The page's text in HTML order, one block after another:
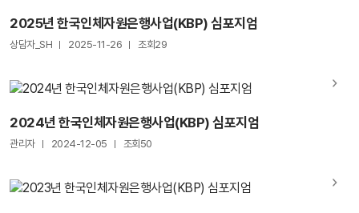
2025년 한국인체자원은행사업(KBP) 심포지엄
상담자_SH 2025-11-26 조회29
2024년 한국인체자원은행사업(KBP) 심포지엄
관리자 2024-12-05 조회50